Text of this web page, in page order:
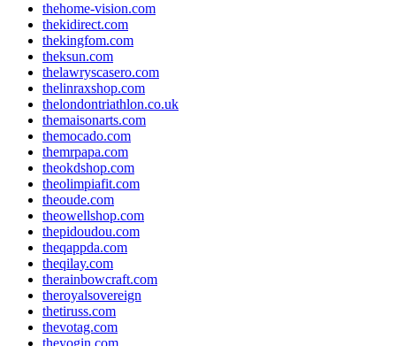
thehome-vision.com
thekidirect.com
thekingfom.com
theksun.com
thelawryscasero.com
thelinraxshop.com
thelondontriathlon.co.uk
themaisonarts.com
themocado.com
themrpapa.com
theokdshop.com
theolimpiafit.com
theoude.com
theowellshop.com
thepidoudou.com
theqappda.com
theqilay.com
therainbowcraft.com
theroyalsovereign
thetiruss.com
thevotag.com
theyogin.com